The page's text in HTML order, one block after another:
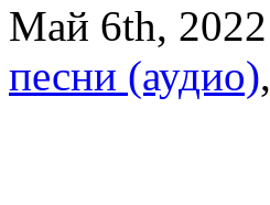
Май 6th, 2022
песни (аудио),